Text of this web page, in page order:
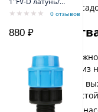
внеш резьба0 отзывов
880 ₽
ирригация в
высокая
изготовлены из
переходной и